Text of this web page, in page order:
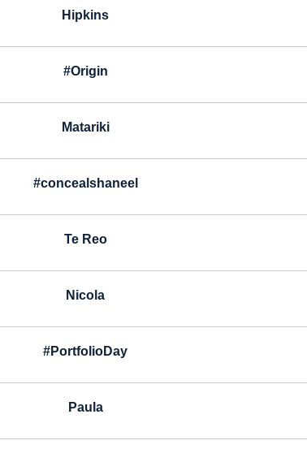
Hipkins
#Origin
Matariki
#concealshaneel
Te Reo
Nicola
#PortfolioDay
Paula